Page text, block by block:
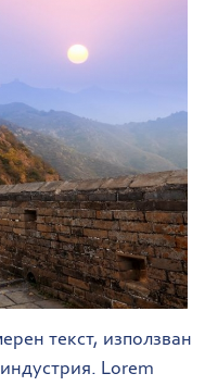
текст, използван
Lorem